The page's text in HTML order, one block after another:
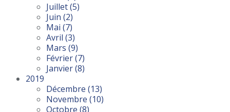
Juillet(5)
Juin (2)
Mai (7)
Avril (3)
Mars (9)
Février(7)
Janvier(8)
2019
Décembre (13)
Novembre (10)
Octobre (8)